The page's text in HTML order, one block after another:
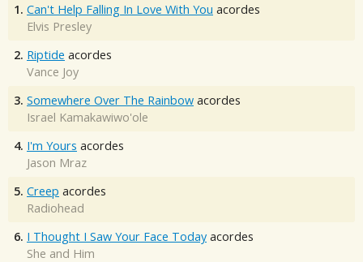
1. Can't Help Falling In Love With You acordes
Elvis Presley
2. Riptide acordes
Vance Joy
3. Somewhere Over The Rainbow acordes
Israel Kamakawiwo'ole
4. I'm Yours acordes
Jason Mraz
5. Creep acordes
Radiohead
6. I Thought I Saw Your Face Today acordes
She and Him